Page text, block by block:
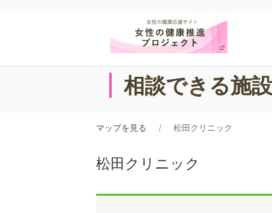
相談できる施
マップを見る 松田クリニック
松田クリニック